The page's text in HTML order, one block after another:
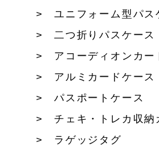
ユニフォーム型パス
二つ折りパスケース
アコーディオンカー
アルミカードケース
パスポートケース
チェキ・トレカ収納
ラゲッジタグ